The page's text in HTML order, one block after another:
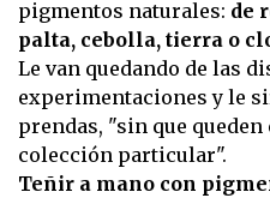
pigmentos naturales: de
palta, cebolla, tierra o
Le van quedando de las
experimentaciones y le
prendas, "sin que
colección particular".
Teñir a mano con